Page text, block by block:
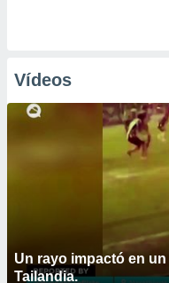
Vídeos
Un rayo impactó en
Tailandia.